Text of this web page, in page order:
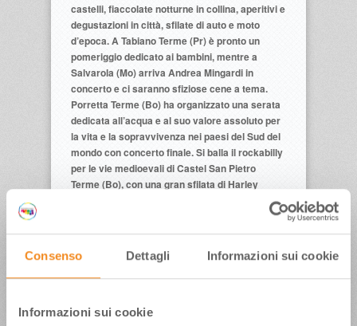
Consenso Dettagli Informazioni sui cookie
Informazioni sui cookie
castelli, fiaccolate notturne in collina, aperitivi e
degustazioni in città, sfilate di auto e moto
d’epoca. A Tabiano Terme (Pr) è pronto un
pomeriggio dedicato ai bambini, mentre a
Salvarola (Mo) arriva Andrea Mingardi in
concerto e ci saranno sfiziose cene a tema.
Porretta Terme (Bo) ha organizzato una serata
dedicata all’acqua e al suo valore assoluto per
la vita e la sopravvivenza nei paesi del Sud del
mondo con concerto finale. Si balla il rockabilly
per le vie medioevali di Castel San Pietro
Terme (Bo), con una gran sfilata di Harley
Davidson, Cadillac e auto americane e intanto
biologico e del miele.
I centri termali del Forlivese, immersi nelle
colline da Bertinoro a Castrocaro Terme fino a
Bagno di Romagna, riempiranno l’atmosfera
profumi, giocolieri, mangiafuoco,